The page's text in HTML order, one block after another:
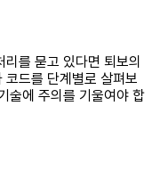
를 묻고 있다면 퇴보의
드를 단계별로 살펴보
술에 주의를 기울여야 합